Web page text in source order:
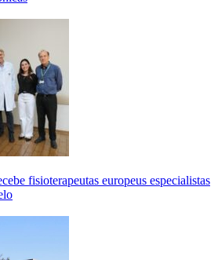
fisioterapeutas europeus especialistas